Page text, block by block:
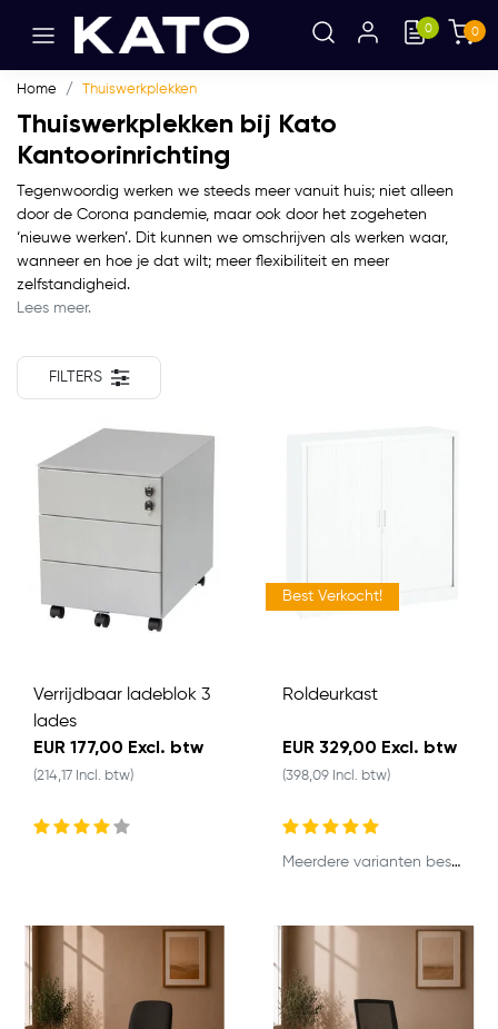
0 0
Home Thuiswerkplekken
Thuiswerkplekken bij Kato
Kantoorinrichting
Tegenwoordig werken we steeds meer vanuit huis; niet alleen
door de Corona pandemie, maar ook door het zogeheten
‘nieuwe werken’. Dit kunnen we omschrijven als werken waar,
wanneer en hoe je dat wilt; meer flexibiliteit en meer
zelfstandigheid.
Lees meer.
FILTERS
Verrijdbaar ladeblok 3
lades
EUR 177,00 Excl. btw
(214,17 Incl. btw)
Best Verkocht!
Roldeurkast
EUR 329,00 Excl. btw
(398,09 Incl. btw)
Meerdere varianten beschikbaar